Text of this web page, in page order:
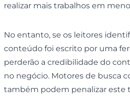
realizar mais trabalhos em
No entanto, se os leitores
conteúdo foi escrito por uma
perderão a credibilidade do
no negócio. Motores de busca
também podem penalizar este